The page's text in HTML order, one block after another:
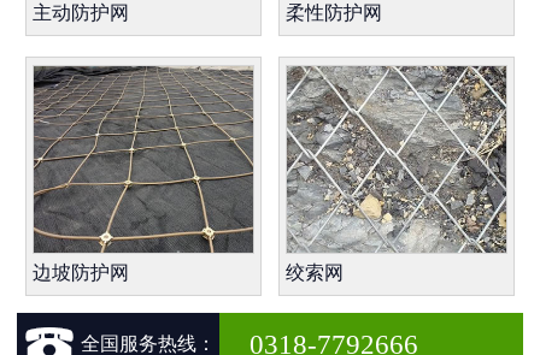
主动防护网 柔性防护网
边坡防护网 绞索网
 全国服务热线： 0318-7792666